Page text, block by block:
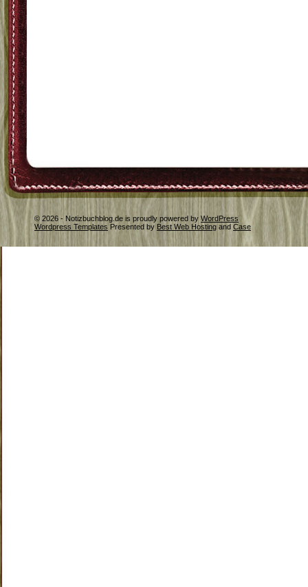
© 2026 - Notizbuchblog.de is proudly powered by WordPress
Wordpress Templates Presented by Best Web Hosting and Case